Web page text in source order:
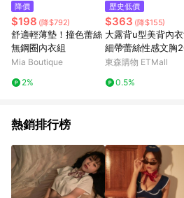
如顯示之商品規格、顏色、價位、贈品與
頁不符，以銷售網頁標示為準。 9. 若有贈
日期+180天以內至LINE購物客服洽詢；
行申訴，恕無法贈點回饋。 10. 部分點數
用，或不適用於無回饋商品。各點數紅包
請依點數紅包頁面規則為準。
降價
$198 (降$792)
舒適輕薄墊！撞色蕾絲
無鋼圈內衣組
Mia Boutique
2%
歷史低價
$363 (降$155)
大露背u型美背內
細帶蕾絲性感文胸
6新款薄款隱形胸罩
東森購物 ETMall
0.5%
熱銷排行榜